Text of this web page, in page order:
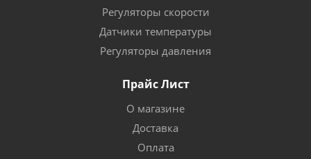
Регуляторы скорости
Датчики температуры
Регуляторы давления
Прайс Лист
О магазине
Доставка
Оплата